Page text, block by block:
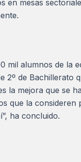
en mesas
mil alumnos de la
2º de Bachillerato
la mejora que se
que la consideren
ha concluido.